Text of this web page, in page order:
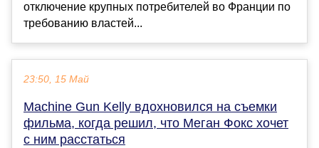
отключение крупных потребителей во Франции по
требованию властей...
23:50, 15 Май
Machine Gun Kelly вдохновился на съемки
фильма, когда решил, что Меган Фокс хочет
с ним расстаться